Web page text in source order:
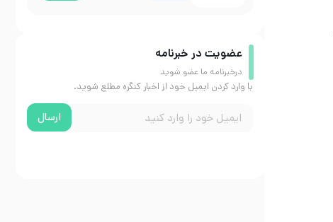
عضویت در خبرنامه
درخبرنامه ما عضو شوید
با وارد کردن ایمیل خود از اخبار کنگره مطلع شوید.
ارسال